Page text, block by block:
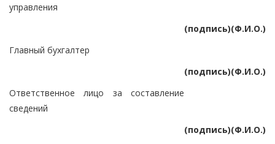
управления
(подпись)(Ф.И.О.)
Главный бухгалтер
(подпись)(Ф.И.О.)
Ответственное лицо за составление
сведений
(подпись)(Ф.И.О.)